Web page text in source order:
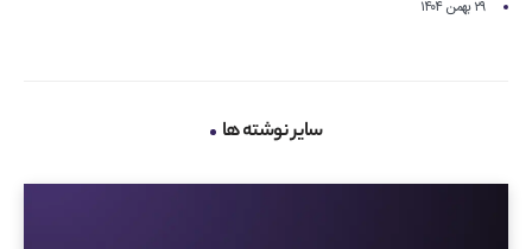
۲۹ بهمن ۱۴۰۴
سایر نوشته ها